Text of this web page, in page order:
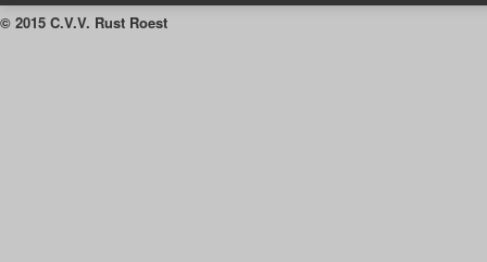
© 2015 C.V.V. Rust Roest